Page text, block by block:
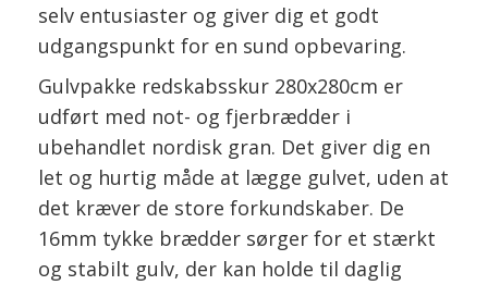
selv entusiaster og giver dig et godt
udgangspunkt for en sund opbevaring.
Gulvpakke redskabsskur 280x280cm er
udført med not- og fjerbrædder i
ubehandlet nordisk gran. Det giver dig en
let og hurtig måde at lægge gulvet, uden at
det kræver de store forkundskaber. De
16mm tykke brædder sørger for et stærkt
og stabilt gulv, der kan holde til daglig